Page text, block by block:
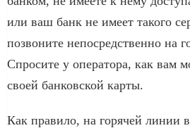
или ваш банк не имеет такого
позвоните непосредственно на
Спросите у оператора, как вам
своей банковской карты.
Как правило, на горячей линии